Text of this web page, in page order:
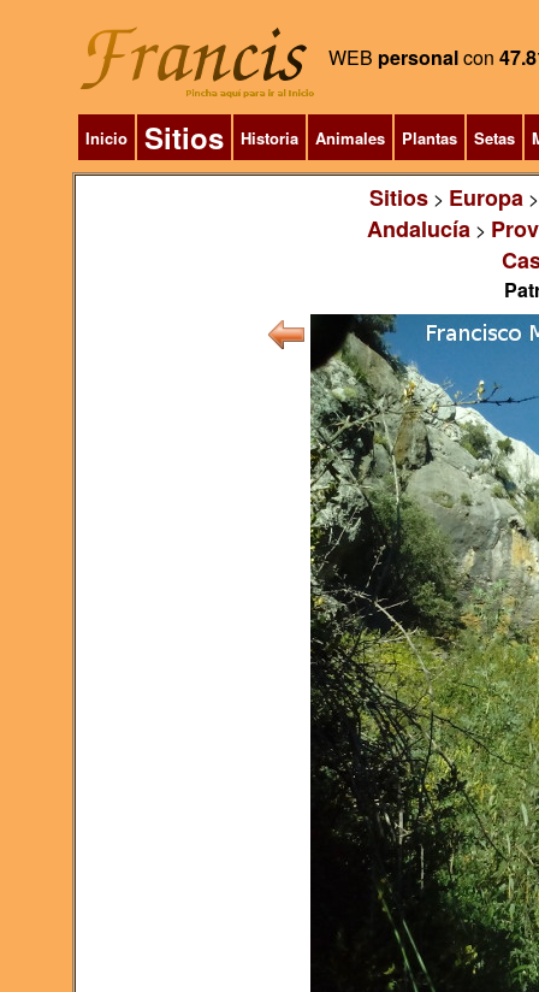
WEB personalcon
Inicio Sitios Historia Animales Plantas Setas
Sitios> Europa
Andalucía >